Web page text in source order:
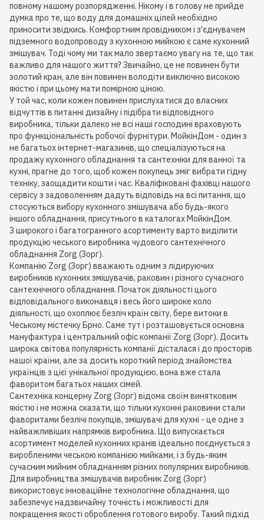
повному нашому розпорядженні. Нікому і в голову не прийде
думка про те, що воду для домашніх цілей необхідно
приносити звідкись. Комфортним провідником і з'єднувачем
підземного водопроводу з кухонною мийкою є саме кухонний
змішувач. Тоді чому ми так мало звертаємо увагу на те, що так
важливо для нашого життя? Звичайно, це не повинен бути
золотий кран, але він повинен володіти виключно високою
якістю і при цьому мати помірною ціною.
У той час, коли кожен повинен прислухатися до власних
відчуттів в питанні дизайну і підібрати відповідного
виробника, тільки далеко не всі наші господині враховують
про функціональність робочої фурнітури. МойкінДом - один з
не багатьох інтернет-магазинів, що спеціалізуються на
продажу кухонного обладнання та сантехніки для ванної та
кухні, прагне до того, щоб кожен покупець зміг вибрати гідну
техніку, заощадити кошти і час. Кваліфіковані фахівці нашого
сервісу з задоволенням дадуть відповідь на всі питання, що
стосуються вибору кухонного змішувача або будь-якого
іншого обладнання, присутнього в каталогах МойкінДом.
З широкого і багатогранного асортименту варто виділити
продукцію чеського виробника чудового сантехнічного
обладнання Zorg (Зорг).
Компанію Zorg (Зорг) вважають одним з лідируючих
виробників кухонних змішувачів, раковин і різного сучасного
сантехнічного обладнання. Початок діяльності цього
відповідального виконавця і весь його широке коло
діяльності, що охоплює безліч країн світу, бере витоки в
Чеському містечку Брно. Саме тут і розташовується основна
мануфактура і центральний офіс компанії Zorg (Зорг). Досить
широка світова популярність компанії дісталася і до просторів
нашої країни, але за досить короткий період знайомства
українців з цієї унікальної продукцією, вона вже стала
фаворитом багатьох наших сімей.
Сантехніка концерну Zorg (Зорг) відома своїм винятковим
якістю і не можна сказати, що тільки кухонні раковини стали
фаворитами безлічі покупців, змішувачі для кухні - це одне з
найважливіших напрямків виробника. Що випускається
асортимент моделей кухонних кранів ідеально поєднується з
виробленими чеською компанією мийками, і з будь-яким
сучасним мийним обладнанням різних популярних виробників.
Для виробництва змішувачів виробник Zorg (Зорг)
використовує інноваційне технологічне обладнання, що
забезпечує надзвичайну точність і можливості для
покращення якості оброблення готового виробу. Такий підхід